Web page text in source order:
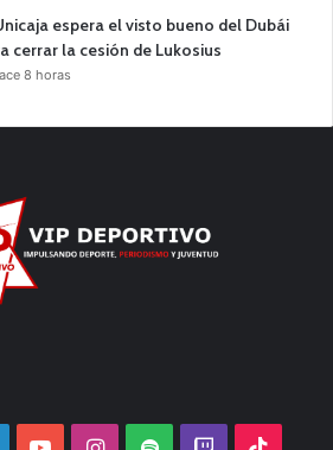
espera el visto bueno del Dubái
cerrar la cesión de Lukosius
8 horas